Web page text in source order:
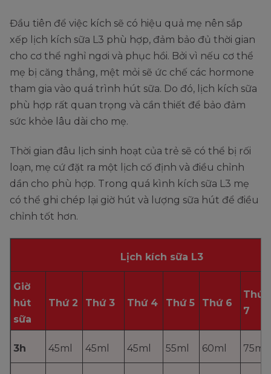
Đầu tiên để việc kích sẽ có hiệu quả mẹ nên sắp
xếp lịch kích sữa L3 phù hợp, đảm bảo đủ thời gian
cho cơ thể nghỉ ngơi và phục hồi. Bởi vì nếu cơ thể
mẹ bị căng thẳng, mệt mỏi sẽ ức chế các hormone
tham gia vào quá trình hút sữa. Do đó, lịch kích sữa
phù hợp rất quan trọng và cần thiết để bảo đảm
sức khỏe lâu dài cho mẹ.
Thời gian đâu lịch sinh hoạt của trẻ sẽ có thể bị rối
loạn, mẹ cứ đặt ra một lịch cố định và điều chỉnh
dần cho phù hợp. Trong quá kình kích sữa L3 mẹ
có thể ghi chép lại giờ hút và lượng sữa hút để điều
chỉnh tốt hơn.
Lịch kích sữa L3
Giờ
hút
sữa
Thứ 2 Thứ 3 Thứ 4 Thứ 5 Thứ 6
Thứ
7
3h 45ml 45ml 45ml 55ml 60ml 75ml